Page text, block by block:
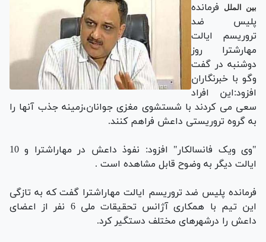
بین الملل فرمانده
پلیس ضد
تروریسم ایالت
مهارشترا روز
دوشنبه در گفت
وگو با خبرنگاران
افزود:این افراد
سعی می کردند با شستشوی مغزی جوانان،زمینه جذب آنها را
به گروه تروریستی داعش فراهم کنند.
"وی ویک فانسالکار" افزود: نفوذ داعش در مهاراشترا و 10
ایالت دیگر به وضوح قابل مشاهده است .
فرمانده پلیس ضد تروریسم ایالت مهاراشترا گفت که به تازگی
این تیم با همکاری آژانس تحقیقات ملی 6 نفر از اعضای
داعش را درشهرهای مختلف دستگیر کرد.